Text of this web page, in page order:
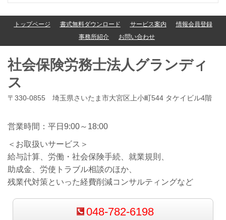
トップページ 書式無料ダウンロード サービス案内
情報会員登録
事務所紹介
お問い合わせ
社会保険労務士法人グランディ
ス
〒330-0855 埼玉県さいたま市大宮区上小町544 タケイビル4階
営業時間：平日9:00～18:00
＜お取扱いサービス＞
給与計算、労働・社会保険手続、就業規則、
助成金、労使トラブル相談のほか、
残業代対策といった経費削減コンサルティングなど
048-782-6198